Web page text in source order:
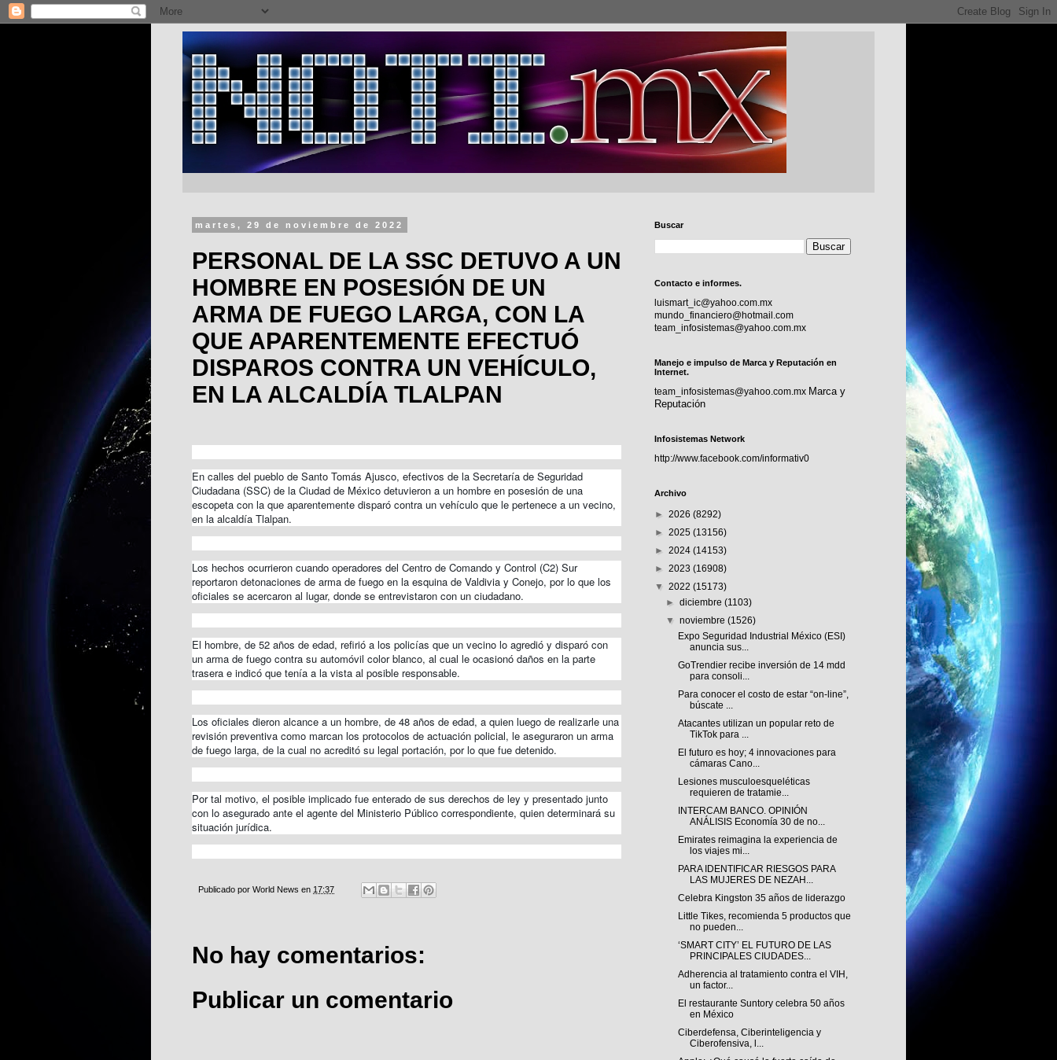
martes, 29 de noviembre de 2022
PERSONAL DE LA SSC DETUVO A UN
HOMBRE EN POSESIÓN DE UN
ARMA DE FUEGO LARGA, CON LA
QUE APARENTEMENTE EFECTUÓ
DISPAROS CONTRA UN VEHÍCULO,
EN LA ALCALDÍA TLALPAN
En calles del pueblo de Santo Tomás Ajusco, efectivos de la Secretaría de Seguridad
Ciudadana (SSC) de la Ciudad de México detuvieron a un hombre en posesión de una
escopeta con la que aparentemente disparó contra un vehículo que le pertenece a un vecino,
en la alcaldía Tlalpan.
Los hechos ocurrieron cuando operadores del Centro de Comando y Control (C2) Sur
reportaron detonaciones de arma de fuego en la esquina de Valdivia y Conejo, por lo que los
oficiales se acercaron al lugar, donde se entrevistaron con un ciudadano.
El hombre, de 52 años de edad, refirió a los policías que un vecino lo agredió y disparó con
un arma de fuego contra su automóvil color blanco, al cual le ocasionó daños en la parte
trasera e indicó que tenía a la vista al posible responsable.
Los oficiales dieron alcance a un hombre, de 48 años de edad, a quien luego de realizarle una
revisión preventiva como marcan los protocolos de actuación policial, le aseguraron un arma
de fuego larga, de la cual no acreditó su legal portación, por lo que fue detenido.
Por tal motivo, el posible implicado fue enterado de sus derechos de ley y presentado junto
con lo asegurado ante el agente del Ministerio Público correspondiente, quien determinará su
situación jurídica.
Publicado por World News en 17:37
No hay comentarios:
Publicar un comentario
Buscar
Contacto e informes.
luismart_ic@yahoo.com.mx
mundo_financiero@hotmail.com
team_infosistemas@yahoo.com.mx
Manejo e impulso de Marca y Reputación en
Internet.
team_infosistemas@yahoo.com.mx Marca y
Reputación
Infosistemas Network
http://www.facebook.com/informativ0
Archivo
► 2026 (8292)
► 2025 (13156)
► 2024 (14153)
► 2023 (16908)
▼ 2022 (15173)
►diciembre(1103)
▼noviembre(1526)
Expo Seguridad Industrial México (ESI)
anuncia sus...
GoTrendier recibe inversión de 14 mdd
para consoli...
Para conocer el costo de estar “on-line”,
búscate ...
Atacantes utilizan un popular reto de
TikTok para ...
El futuro es hoy; 4 innovaciones para
cámaras Cano...
Lesiones musculoesqueléticas
requieren de tratamie...
INTERCAM BANCO. OPINIÓN
ANÁLISIS Economía 30 de no...
Emirates reimagina la experiencia de
los viajes mi...
PARA IDENTIFICAR RIESGOS PARA
LAS MUJERES DE NEZAH...
Celebra Kingston 35 años de liderazgo
Little Tikes, recomienda 5 productos que
no pueden...
‘SMART CITY’ EL FUTURO DE LAS
PRINCIPALES CIUDADES...
Adherencia al tratamiento contra el VIH,
un factor...
El restaurante Suntory celebra 50 años
en México
Ciberdefensa, Ciberinteligencia y
Ciberofensiva, l...